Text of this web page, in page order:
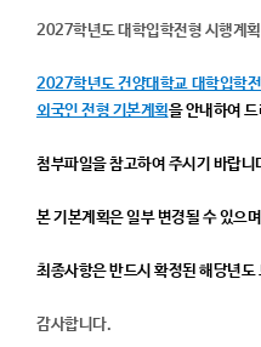
2027학년도 대학입학전형 시행계
2027학년도 건양대학교 대학입학
외국인 전형 기본계획을 안내하여 드
첨부파일을 참고하여 주시기 바랍니
본 기본계획은 일부 변경될 수 있으
최종사항은 반드시 확정된 해당년
감사합니다.​